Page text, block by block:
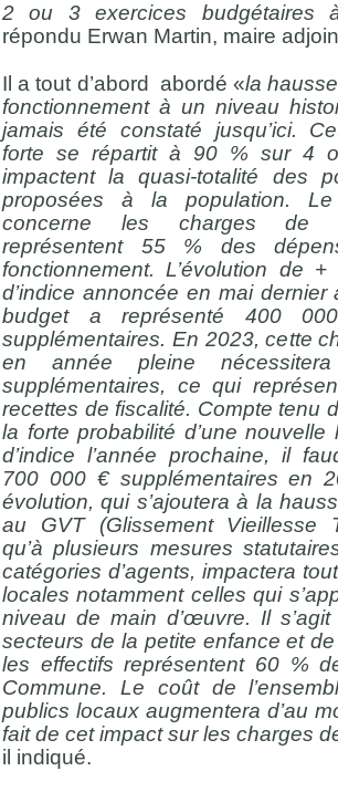
2 ou 3 exercices budgétaires
répondu Erwan Martin, maire
Il a tout d’abord abordé «la
fonctionnement à un niveau
jamais été constaté jusqu’ici.
forte se répartit à 90 % sur 4
impactent la quasi-totalité des
proposées à la population.
concerne les charges de
représentent 55 % des
fonctionnement. L’évolution de
d’indice annoncée en mai
budget a représenté 400
supplémentaires. En 2023, cette
en année pleine
supplémentaires, ce qui
recettes de fiscalité. Compte tenu
la forte probabilité d’une
d’indice l’année prochaine, il
700 000 € supplémentaires en
évolution, qui s’ajoutera à la
au GVT (Glissement Vieillesse
qu’à plusieurs mesures
catégories d’agents, impactera
locales notamment celles qui
niveau de main d’œuvre. Il
secteurs de la petite enfance et de
les effectifs représentent 60 %
Commune. Le coût de
publics locaux augmentera d’au
fait de cet impact sur les charges
il indiqué.